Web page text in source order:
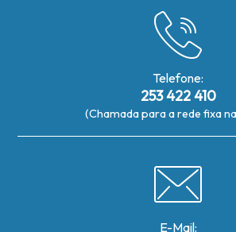
Telefone:
253 422 410
(Chamada para a rede fixa
E-Mail: